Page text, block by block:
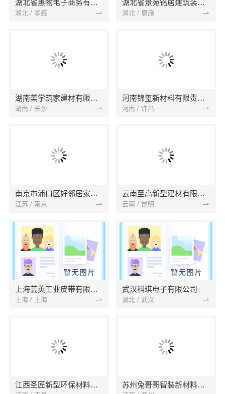
湖北省惠物电子商务有限公司
湖北 / 孝感
湖北省景苑铭居建筑装饰有限公司
湖北 / 恩施
湖南美学筑家建材有限公司
湖南 / 长沙
河南锦玺新材料有限责任公司
河南 / 许昌
南京市浦口区好邻居家政服务中心
江苏 / 南京
云南至高新型建材有限公司
云南 / 昆明
上海芸英工业皮带有限公司
上海 / 上海
武汉科琪电子有限公司
湖北 / 武汉
江西圣匠新型环保材料有限公司 苏州兔哥哥智装新材料有限公司